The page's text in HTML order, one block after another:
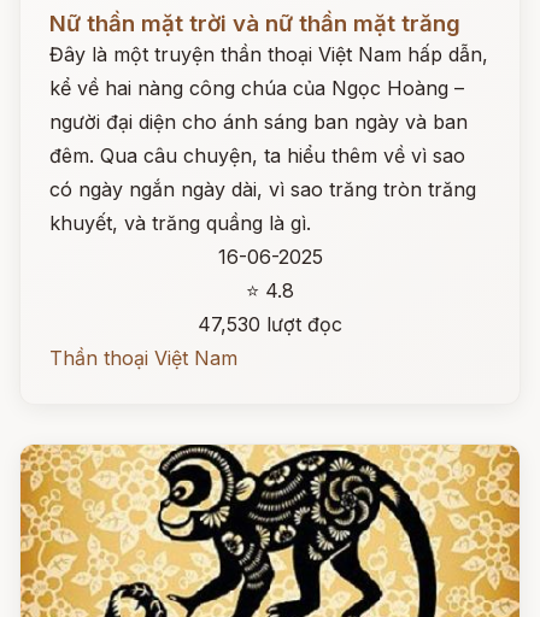
Nữ thần mặt trời và nữ thần mặt trăng
Đây là một truyện thần thoại Việt Nam hấp dẫn,
kể về hai nàng công chúa của Ngọc Hoàng –
người đại diện cho ánh sáng ban ngày và ban
đêm. Qua câu chuyện, ta hiểu thêm về vì sao
có ngày ngắn ngày dài, vì sao trăng tròn trăng
khuyết, và trăng quầng là gì.
16-06-2025
⭐ 4.8
47,530 lượt đọc
Thần thoại Việt Nam